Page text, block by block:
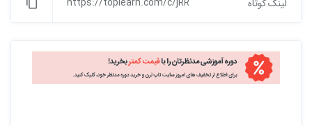
لینک کوتاه https://toplearn.com/c/jRR